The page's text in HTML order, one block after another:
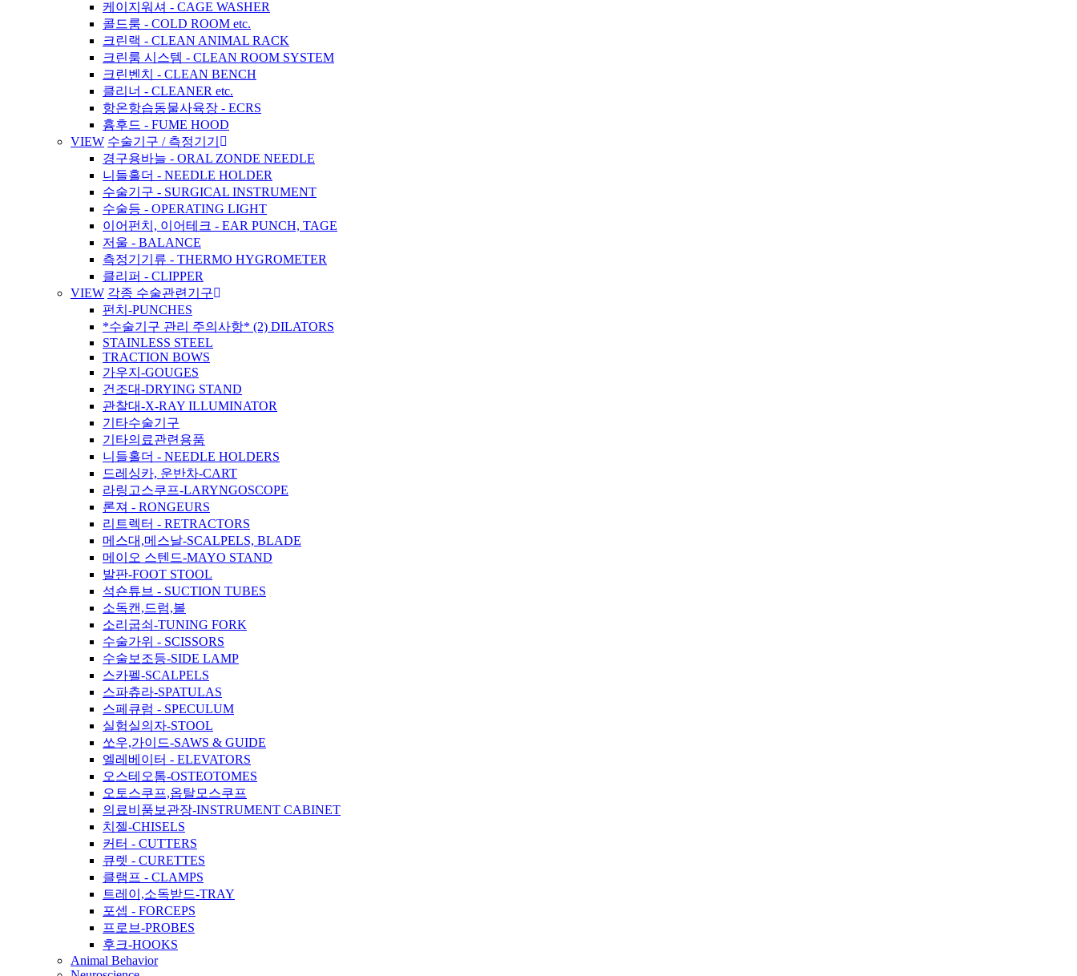
케이지워셔 - CAGE WASHER
콜드룸 - COLD ROOM etc.
크린랙 - CLEAN ANIMAL RACK
크린룸 시스템 - CLEAN ROOM SYSTEM
크린벤치 - CLEAN BENCH
클리너 - CLEANER etc.
항온항습동물사육장 - ECRS
흄후드 - FUME HOOD
VIEW 수술기구 / 측정기기
경구용바늘 - ORAL ZONDE NEEDLE
니들홀더 - NEEDLE HOLDER
수술기구 - SURGICAL INSTRUMENT
수술등 - OPERATING LIGHT
이어펀치, 이어테크 - EAR PUNCH, TAGE
저울 - BALANCE
측정기기류 - THERMO HYGROMETER
클리퍼 - CLIPPER
VIEW 각종 수술관련기구
펀치-PUNCHES
*수술기구 관리 주의사항* (2) DILATORS
STAINLESS STEEL
TRACTION BOWS
가우지-GOUGES
건조대-DRYING STAND
관찰대-X-RAY ILLUMINATOR
기타수술기구
기타의료관련용품
니들홀더 - NEEDLE HOLDERS
드레싱카, 운반차-CART
라링고스쿠프-LARYNGOSCOPE
론져 - RONGEURS
리트렉터 - RETRACTORS
메스대,메스날-SCALPELS, BLADE
메이오 스텐드-MAYO STAND
발판-FOOT STOOL
석숀튜브 - SUCTION TUBES
소독캔,드럼,볼
소리굽쇠-TUNING FORK
수술가위 - SCISSORS
수술보조등-SIDE LAMP
스카펠-SCALPELS
스파츄라-SPATULAS
스페큐럼 - SPECULUM
실험실의자-STOOL
쏘우,가이드-SAWS & GUIDE
엘레베이터 - ELEVATORS
오스테오톰-OSTEOTOMES
오토스쿠프,옵탈모스쿠프
의료비품보관장-INSTRUMENT CABINET
치젤-CHISELS
커터 - CUTTERS
큐렛 - CURETTES
클램프 - CLAMPS
트레이,소독받드-TRAY
포셉 - FORCEPS
프로브-PROBES
후크-HOOKS
Animal Behavior